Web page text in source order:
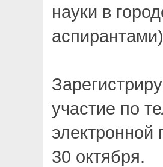
науки в
участие по
электронной
30 октября.